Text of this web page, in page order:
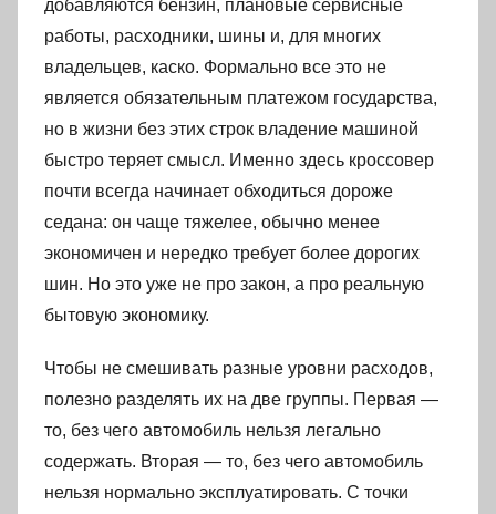
добавляются бензин, плановые сервисные
работы, расходники, шины и, для многих
владельцев, каско. Формально все это не
является обязательным платежом государства,
но в жизни без этих строк владение машиной
быстро теряет смысл. Именно здесь кроссовер
почти всегда начинает обходиться дороже
седана: он чаще тяжелее, обычно менее
экономичен и нередко требует более дорогих
шин. Но это уже не про закон, а про реальную
бытовую экономику.
Чтобы не смешивать разные уровни расходов,
полезно разделять их на две группы. Первая —
то, без чего автомобиль нельзя легально
содержать. Вторая — то, без чего автомобиль
нельзя нормально эксплуатировать. С точки